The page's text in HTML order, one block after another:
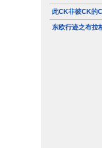
此CK非彼CK的
东欧行迹之布